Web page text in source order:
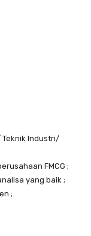
Teknik Industri/
FMCG ;
yang baik ;
;